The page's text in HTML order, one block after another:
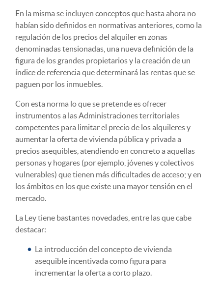
En la misma se incluyen conceptos que hasta ahora no
habían sido definidos en normativas anteriores, como la
regulación de los precios del alquiler en zonas
denominadas tensionadas, una nueva definición de la
figura de los grandes propietarios y la creación de un
índice de referencia que determinará las rentas que se
paguen por los inmuebles.
Con esta norma lo que se pretende es ofrecer
instrumentos a las Administraciones territoriales
competentes para limitar el precio de los alquileres y
aumentar la oferta de vivienda pública y privada a
precios asequibles, atendiendo en concreto a aquellas
personas y hogares (por ejemplo, jóvenes y colectivos
vulnerables) que tienen más dificultades de acceso; y en
los ámbitos en los que existe una mayor tensión en el
mercado.
La Ley tiene bastantes novedades, entre las que cabe
destacar:
La introducción del concepto de vivienda
asequible incentivada como figura para
incrementar la oferta a corto plazo.